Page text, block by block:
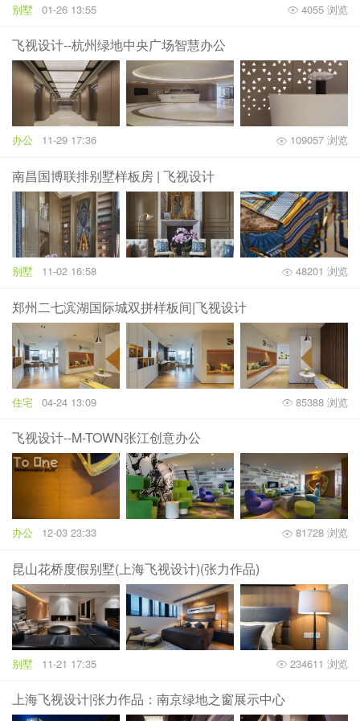
别墅 01-26 13:55 4055 浏览
飞视设计--杭州绿地中央广场智慧办公
办公 11-29 17:36 109057 浏览
南昌国博联排别墅样板房 | 飞视设计
别墅 11-02 16:58 48201 浏览
郑州二七滨湖国际城双拼样板间|飞视设计
住宅 04-24 13:09 85388 浏览
飞视设计--M-TOWN张江创意办公
办公 12-03 23:33 81728 浏览
昆山花桥度假别墅(上海飞视设计)(张力作品)
别墅 11-21 17:35 234611 浏览
上海飞视设计|张力作品：南京绿地之窗展示中心